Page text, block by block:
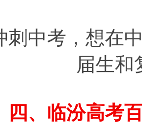
刺中考，想在
届生和
四、临汾高考